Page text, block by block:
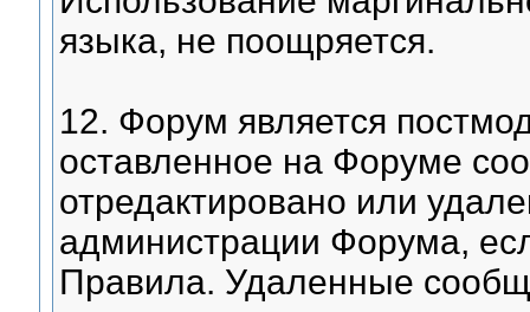
языка, не поощряется.
12. Форум является
оставленное на Форуме
отредактировано или
администрации Форума,
Правила. Удаленные